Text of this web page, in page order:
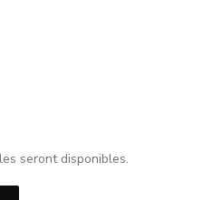
seront disponibles.